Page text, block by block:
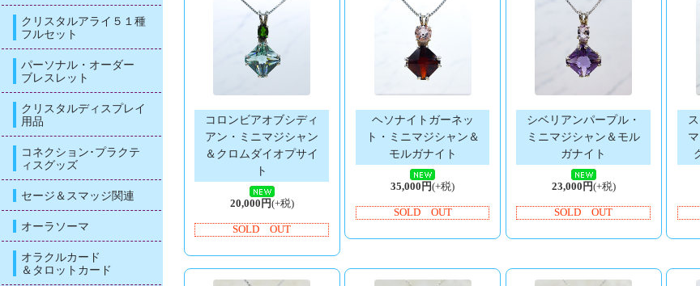
クリスタルアライ５１種
フルセット
パーソナル・オーダー
ブレスレット
クリスタルディスプレイ
用品
コネクション･プラクテ
ィスグッズ
セージ＆スマッジ関連
オーラソーマ
オラクルカード
＆タロットカード
コロンビアオブシディ
アン・ミニマジシャン
＆クロムダイオプサイ
ト
20,000円(+税)
SOLD OUT
ヘソナイトガーネッ
ト・ミニマジシャン＆
モルガナイト
35,000円(+税)
SOLD OUT
シベリアンパープル・
ミニマジシャン＆モル
ガナイト
23,000円(+税)
SOLD OUT